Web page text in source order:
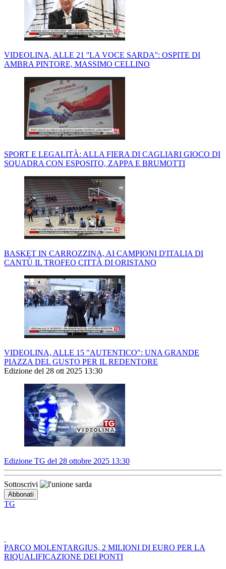
VIDEOLINA, ALLE 21 ''LA VOCE SARDA'': OSPITE DI
AMBRA PINTORE, MASSIMO CELLINO
SPORT E LEGALITÀ: ALLA FIERA DI CAGLIARI GIOCO DI
SQUADRA CON ESPOSITO, ZAPPA E BRUMOTTI
BASKET IN CARROZZINA, AI CAMPIONI D'ITALIA DI
CANTÙ IL TROFEO CITTÀ DI ORISTANO
VIDEOLINA, ALLE 15 "AUTENTICO": UNA GRANDE
PIAZZA DEL GUSTO PER IL REDENTORE
Edizione del 28 ott 2025 13:30
Edizione TG del 28 ottobre 2025 13:30
Sottoscrivi
TG
PARCO MOLENTARGIUS, 2 MILIONI DI EURO PER LA
RIQUALIFICAZIONE DEI PONTI